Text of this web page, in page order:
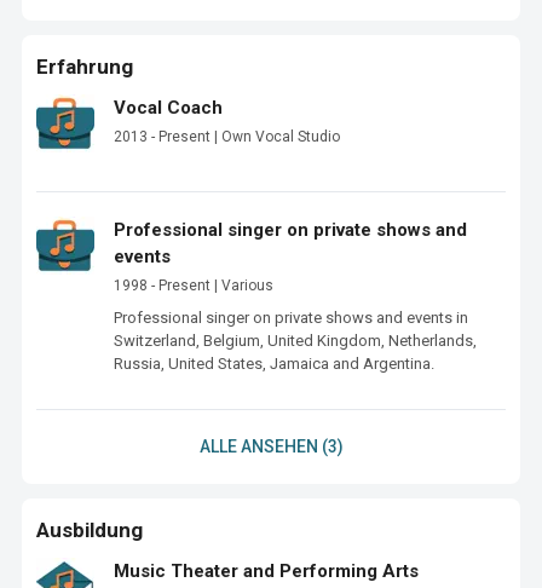
Erfahrung
Vocal Coach
2013 - Present | Own Vocal Studio
Professional singer on private shows and
events
1998 - Present | Various
Professional singer on private shows and events in
Switzerland, Belgium, United Kingdom, Netherlands,
Russia, United States, Jamaica and Argentina.
ALLE ANSEHEN (3)
Ausbildung
Music Theater and Performing Arts